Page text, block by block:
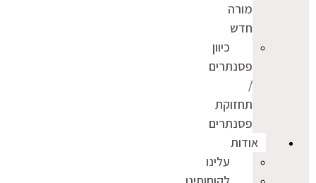
מורה
חדש
כיוון
פסנתרים
/
תחזוקת
פסנתרים
אודות
עלינו